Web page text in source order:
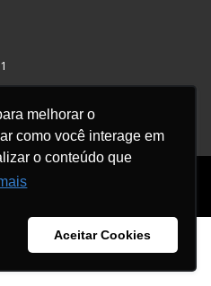
melhorar o
como você interage em
o conteúdo que
Aceitar Cookies